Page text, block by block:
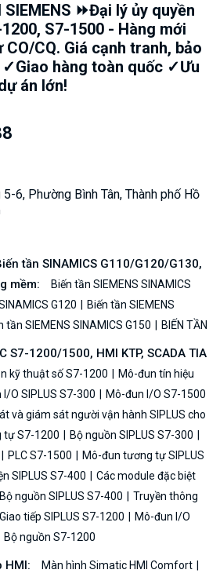
SIEMENS ⏩Đại lý ủy quyền
S7-1500 - Hàng mới
CO/CQ. Giá cạnh tranh, bảo
✓Giao hàng toàn quốc ✓Ưu
án lớn!
6, Phường Bình Tân, Thành phố Hồ
tần SINAMICS G110/G120/G130,
mềm:
Biến tần SIEMENS SINAMICS
G120
Biến tần SIEMENS
tần SIEMENS SINAMICS G150 BIẾN TẦN
S7-1200/1500, HMI KTP, SCADA TIA
kỹ thuật số S7-1200
Mô-đun tín hiệu
I/O SIPLUS S7-300
Mô-đun I/O S7-1500
và giám sát người vận hành SIPLUS cho
tự S7-1200
Bộ nguồn SIPLUS S7-300
PLC S7-1500
Mô-đun tương tự SIPLUS
SIPLUS S7-400
Các module đặc biệt
Bộ nguồn SIPLUS S7-400
Truyền thông
Giao tiếp SIPLUS S7-1200
Mô-đun I/O
Bộ nguồn S7-1200
HMI:
Màn hình Simatic HMI Comfort